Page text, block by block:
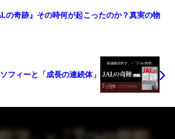
の奇跡』その時何が起こったのか？真実の物
フィーと「成長の連続体」